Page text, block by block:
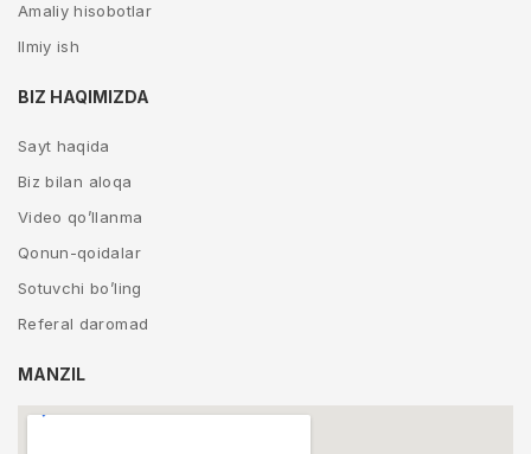
Amaliy hisobotlar
Ilmiy ish
BIZ HAQIMIZDA
Sayt haqida
Biz bilan aloqa
Video qo’llanma
Qonun-qoidalar
Sotuvchi bo’ling
Referal daromad
MANZIL